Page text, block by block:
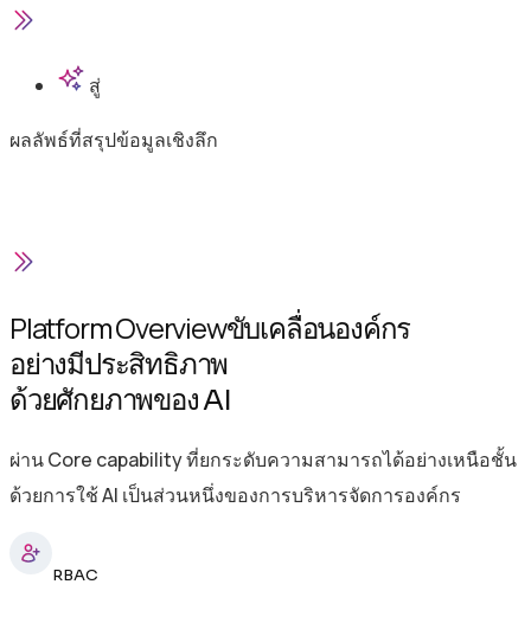
สู่
ผลลัพธ์ที่สรุปข้อมูลเชิงลึก
Platform Overviewขับเคลื่อนองค์กร
อย่างมีประสิทธิภาพ
ด้วยศักยภาพของ AI
ผ่าน Core capability ที่ยกระดับความสามารถได้อย่างเหนือชั้น
ด้วยการใช้ AI เป็นส่วนหนึ่งของการบริหารจัดการองค์กร
RBAC